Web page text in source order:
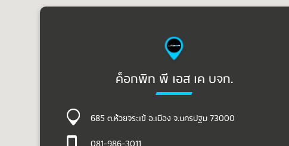
ค็อกพิท พี เอส เค บจก.
685 ต.ห้วยจระเข้ อ.เมือง จ.นครปฐม 73000
081-986-3011